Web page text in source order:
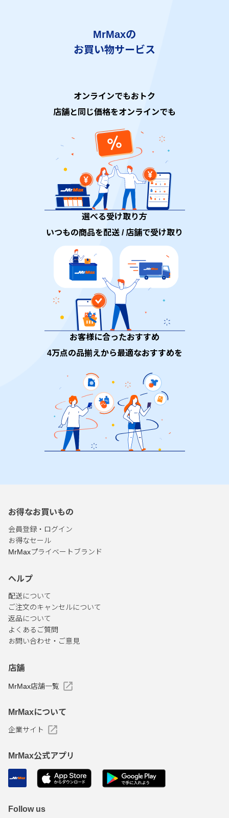
MrMaxの
お買い物サービス
オンラインでもおトク
店舗と同じ価格をオンラインでも
選べる受け取り方
いつもの商品を配送 / 店舗で受け取り
お客様に合ったおすすめ
4万点の品揃えから最適なおすすめを
お得なお買いもの
会員登録・ログイン
お得なセール
MrMaxプライベートブランド
ヘルプ
配送について
ご注文のキャンセルについて
返品について
よくあるご質問
お問い合わせ・ご意見
店舗
MrMax店舗一覧
MrMaxについて
企業サイト
MrMax公式アプリ
Follow us